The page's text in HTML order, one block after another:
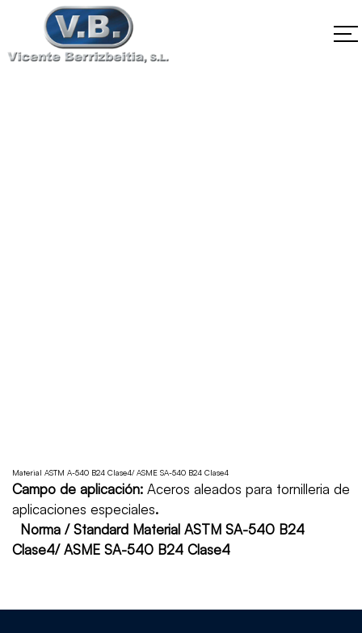
Material ASTM A-540 B24 Clase4/ ASME SA-540 B24 Clase4
Campo de aplicación: Aceros aleados para tornilleria de
aplicaciones especiales.
Norma / Standard Material ASTM SA-540 B24
Clase4/ ASME SA-540 B24 Clase4